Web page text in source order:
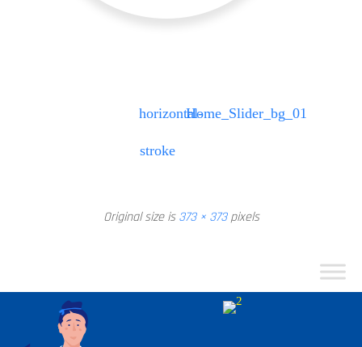
horizontal-
stroke
Home_Slider_bg_01
Original size is373 × 373pixels